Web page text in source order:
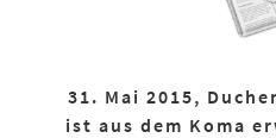
31. Mai 2015,
ist aus dem Koma